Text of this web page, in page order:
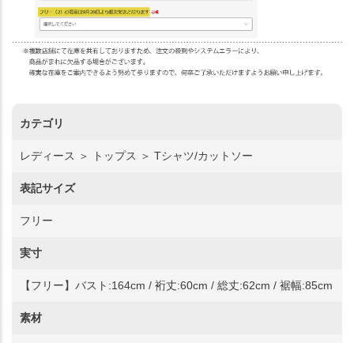
カテゴリ
レディース ＞ トップス ＞ Tシャツ/カットソー
表記サイズ
フリー
実寸
【フリー】バスト:164cm / 裄丈:60cm / 総丈:62cm / 裾幅:85cm
素材